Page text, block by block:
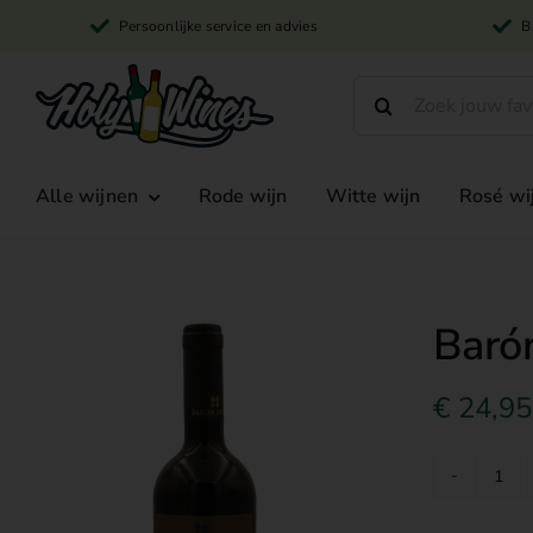
content
Persoonlijke service en advies
Alle wijnen Rode wijn Witte wijn Rosé
€ 24,95